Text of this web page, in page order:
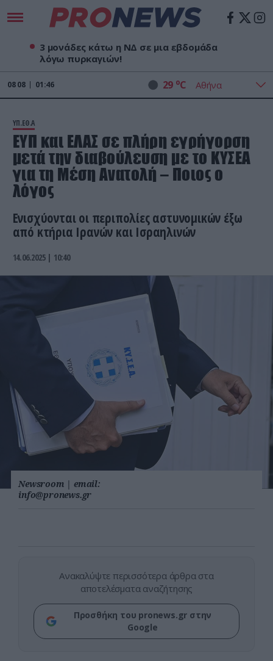
3 μονάδες κάτω η ΝΔ σε μια εβδομάδα
λόγω πυρκαγιών!
08 08 01:46 29 oC
ΥΠ.ΕΘ.Α
ΕΥΠ και ΕΛΑΣ σε πλήρη εγρήγορση
μετά την διαβούλευση με το ΚΥΣΕΑ
για τη Μέση Ανατολή – Ποιος ο
λόγος
Ενισχύονται οι περιπολίες αστυνομικών έξω
από κτήρια Ιρανών και Ισραηλινών
14.06.2025 | 10:40
Newsroom | email:
info@pronews.gr
Ανακαλύψτε περισσότερα άρθρα στα
αποτελέσματα αναζήτησης
Προσθήκη του pronews.gr στην
Google